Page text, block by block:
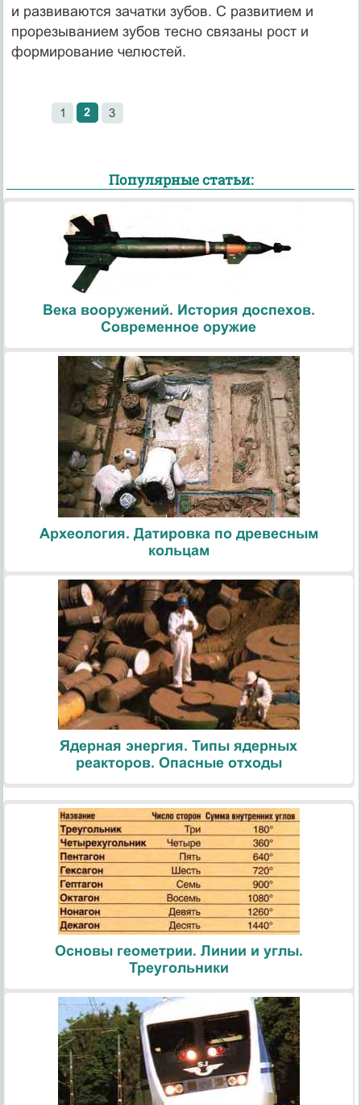
и развиваются зачатки зубов. С развитием и
прорезыванием зубов тесно связаны рост и
формирование челюстей.
1 2 3
Популярные статьи:
Века вооружений. История доспехов.
Современное оружие
Археология. Датировка по древесным
кольцам
Ядерная энергия. Типы ядерных
реакторов. Опасные отходы
Основы геометрии. Линии и углы.
Треугольники